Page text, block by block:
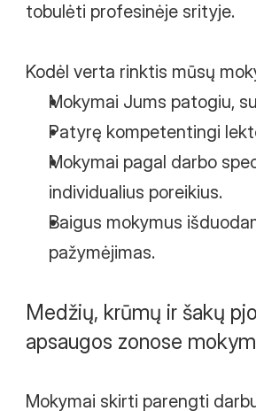
tobulėti profesinėje srityje.
Kodėl verta rinktis mūsų
Mokymai Jums patogiu,
Patyrę kompetentingi
Mokymai pagal darbo
individualius poreikius.
Baigus mokymus
pažymėjimas.
Medžių, krūmų ir šakų
apsaugos zonose
Mokymai skirti parengti